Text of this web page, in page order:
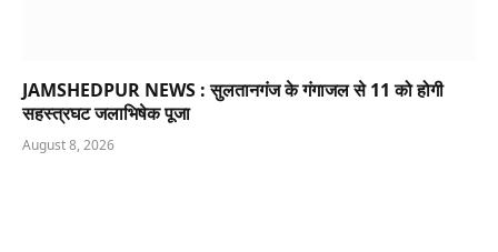
JAMSHEDPUR NEWS : सुलतानगंज के गंगाजल से 11 को होगी
सहस्त्रघट जलाभिषेक पूजा
August 8, 2026